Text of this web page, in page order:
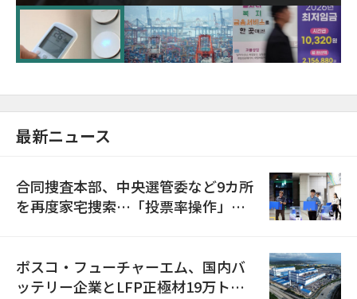
に需給対応体制を点検
最新ニュース
合同捜査本部、中央選管委など9カ所
を再度家宅捜索…「投票率操作」の
ポスコ・フューチャーエム、国内バ
ッテリー企業とLFP正極材19万トン